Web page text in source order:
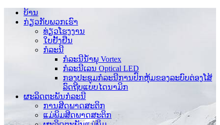
ບ້ານ
ກ່ຽວກັບພວກເຮົາ
ທ່ຽວໂຮງງານ
ໃບຢັ້ງຢືນ
ກໍລະນີ
ກໍລະນີນ້ໍາພຸ Vortex
ກໍລະນີເລນ Optical LED
ກອງປະຊຸມກໍລະນີການປົກຫຸ້ມຂອງລະບົບຕ່ອງໂສ້
ລົດຖີບແບບໄດນາມິກ
ຜະລິດຕະພັນກໍລະນີ
ການສີດພາດສະຕິກ
ແມ່ພິມສີດພາດສະຕິກ